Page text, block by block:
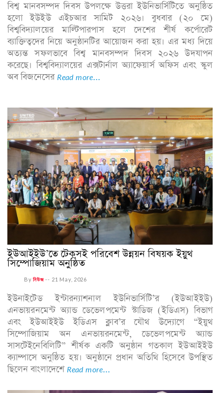
বিশ্ব মানবসম্পদ দিবস উপলক্ষে উত্তরা ইউনিভার্সিটিতে অনুষ্ঠিত
হলো ইউইউ এইচআর সামিট ২০২৬। বুধবার (২০ মে)
বিশ্ববিদ্যালয়ের মাল্টিপারপাস হলে দেশের শীর্ষ কর্পোরেট
ব্যাক্তিত্বদের নিয়ে অনুষ্ঠানটির আয়োজন করা হয়। এর মধ্য দিয়ে
অত্যন্ত সফলভাবে বিশ্ব মানবসম্পদ দিবস ২০২৬ উদযাপন
করেছে। বিশ্ববিদ্যালয়ের এক্সটার্নাল অ্যাফেয়ার্স অফিস এবং স্কুল
অব বিজনেসের Read more...
ইউআইইউ’তে টেকসই পরিবেশ উন্নয়ন বিষয়ক ইয়ুথ
সিম্পোজিয়াম অনুষ্ঠিত
Byনিউজ -- 21 May, 2026
ইউনাইটেড ইন্টারন্যাশনাল ইউনিভার্সিটি’র (ইউআইইউ)
এনভায়রনমেন্ট অ্যান্ড ডেভেলপমেন্ট স্টাডিজ (ইডিএস) বিভাগ
এবং ইউআইইউ ইডিএস ক্লাব’র যৌথ উদ্যোগে “ইয়ুথ
সিম্পোজিয়াম অন এনভায়রনমেন্ট, ডেভেলপমেন্ট অ্যান্ড
সাসটেইনেবিলিটি” শীর্ষক একটি অনুষ্ঠান গতকাল ইউআইইউ
ক্যাম্পাসে অনুষ্ঠিত হয়। অনুষ্ঠানে প্রধান অতিথি হিসেবে উপস্থিত
ছিলেন বাংলাদেশে Read more...